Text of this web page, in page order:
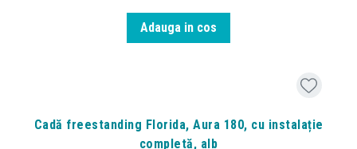
Adauga in cos
Cadă freestanding Florida, Aura 180, cu instalație
completă, alb